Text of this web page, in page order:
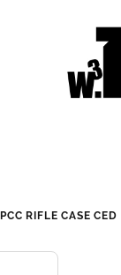
RIFLE CASECED